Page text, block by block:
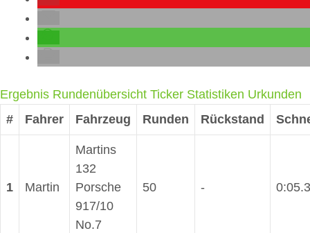
Ergebnis Rundenübersicht Ticker Statistiken Urkunden
#
Fahrer Fahrzeug Runden Rückstand
1 Martin
Martins
132
Porsche
917/10
No.7
50 -